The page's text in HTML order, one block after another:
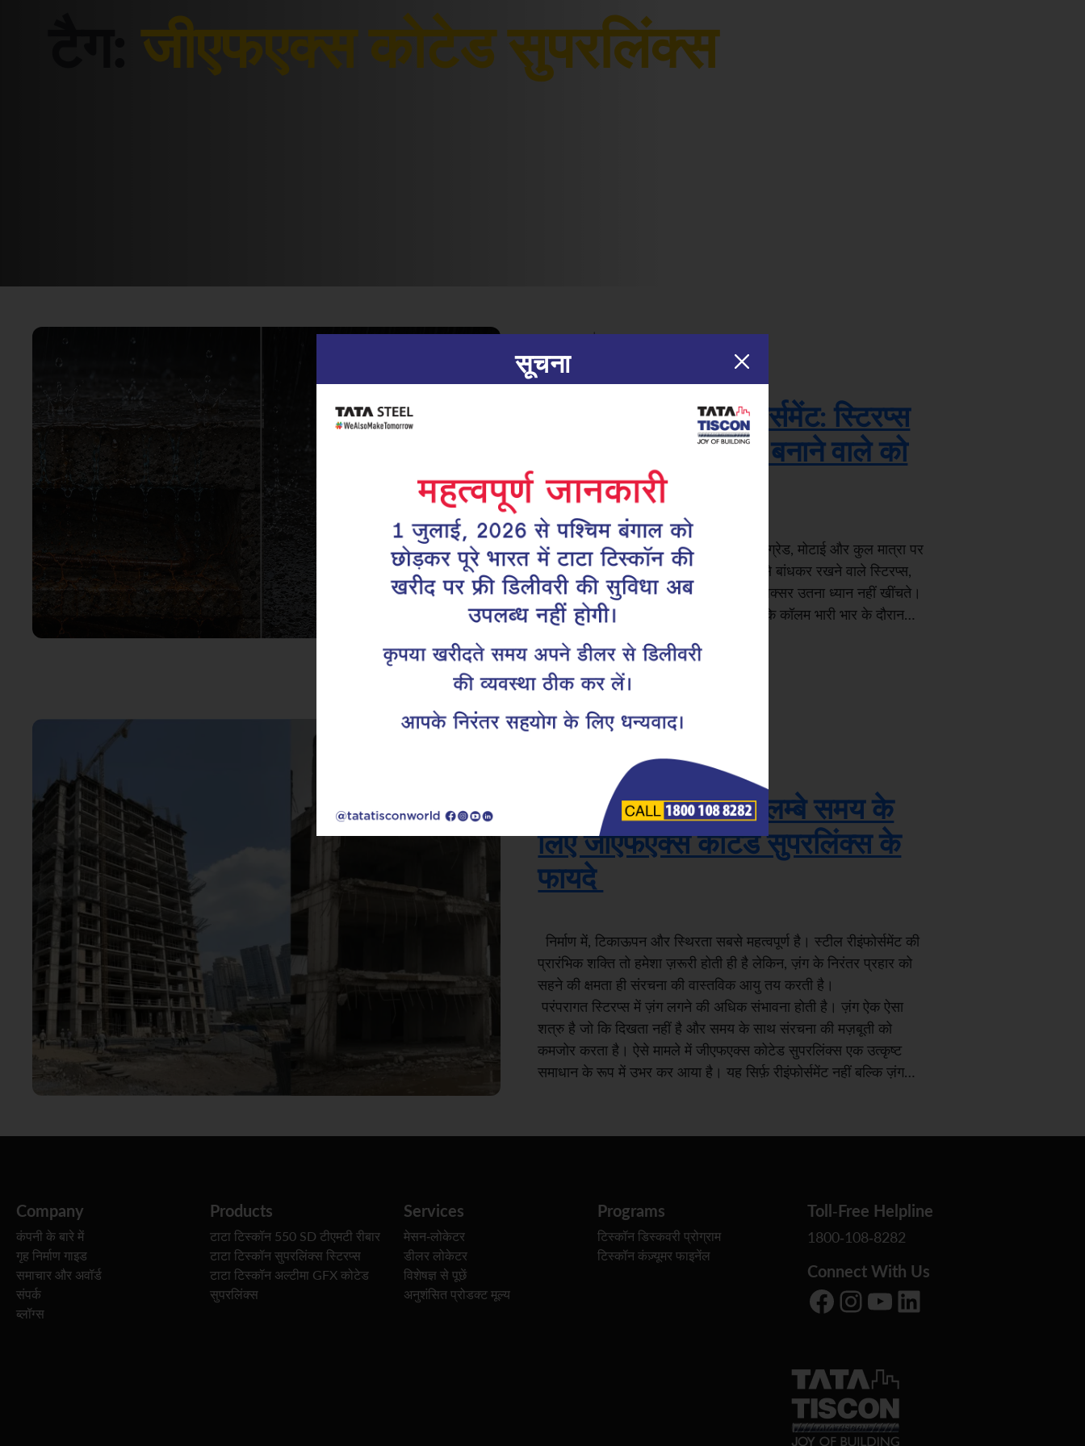
जीएफएक्स कोटेड सुपरलिंक्स
|
बारिश, जंग और रीइन्फोर्समेंट: स्टिरप्स
खरीदने से पहले हर घर बनाने वाले को
क्या जानना चाहिए
घर बनाते समय ज़्यादातर लोग मुख्य सरिया की ग्रेड, मोटाई और कुल मात्रा पर
ध्यान देते हैं। लेकिन उन्हीं सरियों को मजबूती से बांधकर रखने वाले स्टिरप्स,
जिन्हें छल्ले या लोहे की रिंग भी कहा जाता है, अक्सर उतना ध्यान नहीं खींचते।
जबकि यही रीइन्फोर्समेंट स्टिरप्स तय करते हैं कि कॉलम भारी भार के दौरान…
15.07.25|GFX कोटेड सुपर लिंक्स
ज़ंग-मुक्त, तनाव-मुक्त: लम्बे समय के
लिए जीएफएक्स कोटेड सुपरलिंक्स के
फायदे
निर्माण में, टिकाऊपन और स्थिरता सबसे महत्वपूर्ण है। स्टील रीइंफोर्समेंट की
प्रारंभिक शक्ति तो हमेशा ज़रूरी होती ही है लेकिन, ज़ंग के निरंतर प्रहार को
सहने की क्षमता ही संरचना की वास्तविक आयु तय करती है।
परंपरागत स्टिरप्स में ज़ंग लगने की अधिक संभावना होती है। ज़ंग ऐक ऐसा
शत्रु है जो कि दिखता नहीं है और समय के साथ संरचना की मज़बूती को
कमजोर करता है। ऐसे मामले में जीएफएक्स कोटेड सुपरलिंक्स एक उत्कृष्ट
समाधान के रूप में उभर कर आया है। यह सिर्फ़ रीइंफोर्समेंट नहीं बल्कि ज़ंग…
Company
कंपनी के बारे में
गृह निर्माण गाइड
समाचार और अवॉर्ड
संपर्क
ब्लॉग्स
Products
टाटा टिस्कॉन 550 SD टीएमटी रीबार
टाटा टिस्कॉन सुपरलिंक्स स्टिरप्स
टाटा टिस्कॉन अल्टीमा GFX कोटेड
सुपरलिंक्स
Services
मेसन-लोकेटर
डीलर लोकेटर
विशेषज्ञ से पूछें
अनुशंसित प्रोडक्ट मूल्य
Programs
टिस्कॉन डिस्कवरी प्रोग्राम
टिस्कॉन कंज़्यूमर फाइनेंल
Toll-Free Helpline
1800-108-8282
Connect With Us
Facebook Instagram YouTube LinkedIn
सूचना